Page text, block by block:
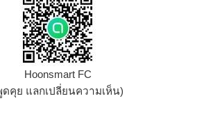
Hoonsmart FC
ดคุย แลกเปลี่ยนความเห็น)